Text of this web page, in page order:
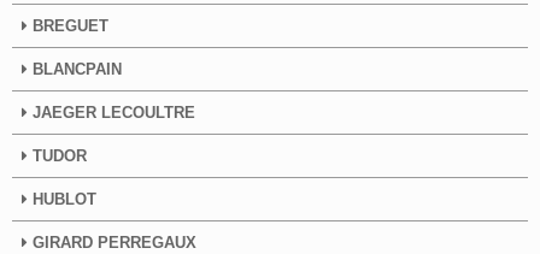
BREGUET
BLANCPAIN
JAEGER LECOULTRE
TUDOR
HUBLOT
GIRARD PERREGAUX